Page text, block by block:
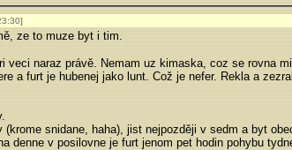
ze to muze byt i tim.
veci naraz právě. Nemam uz kimaska, coz se rovna
a furt je hubenej jako lunt. Což je nefer. Rekla a
snidane, haha), jist nejpozději v sedm a byt
denne v posilovne je furt jenom pet hodin pohybu